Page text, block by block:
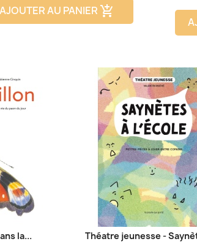
AJOUTER AU PANIER add_shopping_cart
la... Théatre jeunesse -